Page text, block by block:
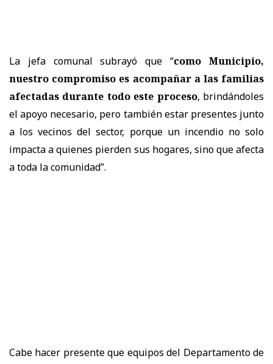
La jefa comunal subrayó que “como Municipio,
nuestro compromiso es acompañar a las familias
afectadas durante todo este proceso, brindándoles
el apoyo necesario, pero también estar presentes junto
a los vecinos del sector, porque un incendio no solo
impacta a quienes pierden sus hogares, sino que afecta
a toda la comunidad”.
Cabe hacer presente que equipos del Departamento de